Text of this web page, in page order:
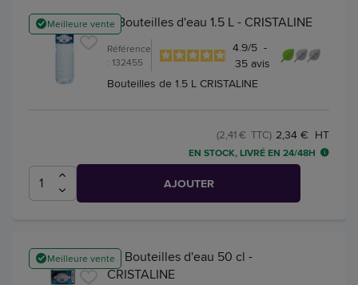
Meilleure vente6 Bouteilles d'eau 1.5 L - CRISTALINE
Référence
: 132455
4.9/5 -
35 avis
Bouteilles de 1.5 L CRISTALINE
2,34 € HT
(2,41 € TTC)
EN STOCK, LIVRÉ EN 24/48H
AJOUTER
Meilleure vente24 Bouteilles d'eau 50 cl -
CRISTALINE